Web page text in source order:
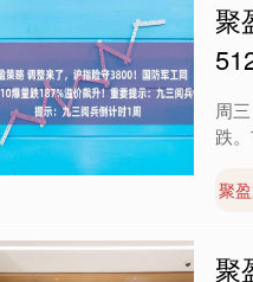
聚
周
跌
聚
聚